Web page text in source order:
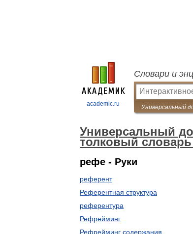
academic.ru
Словари и
Универсальный
толковый
рефе - Руки
референт
Референтная структура
референтура
Рефрейминг
Рефрейминг содержания